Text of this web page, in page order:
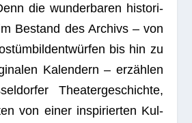
die wun­der­ba­ren his­to­ri­
Bestand des Archivs – von
bis hin zu
Kalen­dern – erzäh­len
Thea­ter­ge­schichte,
von einer inspi­rier­ten Kul­